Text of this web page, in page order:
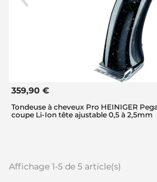
359,90 €
Tondeuse à cheveux Pro HEINIGER
coupe Li-Ion tête ajustable 0,5 à 2,5mm
Affichage 1-5 de 5 article(s)